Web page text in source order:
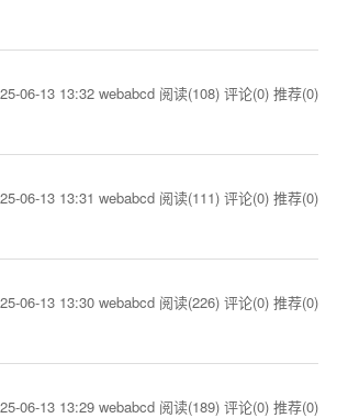
06-13 13:32 webabcd 阅读(108) 评论(0) 推荐(0)
06-13 13:31 webabcd 阅读(111) 评论(0) 推荐(0)
06-13 13:30 webabcd 阅读(226) 评论(0) 推荐(0)
06-13 13:29 webabcd 阅读(189) 评论(0) 推荐(0)